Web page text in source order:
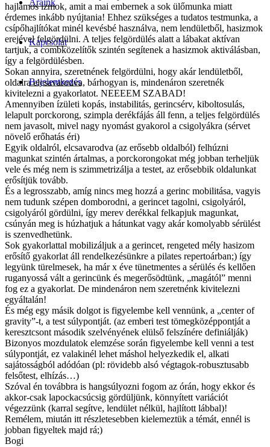
Áraink
Kapcsolat
Bejelentkezés
hajlamos izmok, amit a mai embernek a sok ülőmunka miatt
érdemes inkább nyújtania! Ehhez szükséges a tudatos testmunka, a
csípőhajlítókat minél kevésbé használva, nem lendületből, hasizmok
erejével felgördülni. A teljes felgördülés alatt a lábakat aktívan
tartjuk, a combközelítők szintén segítenek a hasizmok aktiválásban,
így a felgördülésben.
Sokan annyira, szeretnének felgördülni, hogy akár lendületből,
oldalra elcsavarodva, bárhogyan is, mindenáron szeretnék
kivitelezni a gyakorlatot. NEEEEM SZABAD!
Amennyiben ízületi kopás, instabilitás, gerincsérv, kiboltosulás,
lelapult porckorong, szimpla derékfájás áll fenn, a teljes felgördülés
nem javasolt, mivel nagy nyomást gyakorol a csigolyákra (sérvet
növelő erőhatás éri)
Egyik oldalról, elcsavarodva (az erősebb oldalból) felhúzni
magunkat szintén ártalmas, a porckorongokat még jobban terheljük
vele és még nem is szimmetrizálja a testet, az erősebbik oldalunkat
erősítjük tovább.
És a legrosszabb, amíg nincs meg hozzá a gerinc mobilitása, vagyis
nem tudunk szépen domborodni, a gerincet tagolni, csigolyáról,
csigolyáról gördülni, így merev derékkal felkapjuk magunkat,
csúnyán meg is húzhatjuk a hátunkat vagy akár komolyabb sérülést
is szenvedhetünk.
Sok gyakorlattal mobilizáljuk a a gerincet, rengeted mély hasizom
erősítő gyakorlat áll rendelkezésünkre a pilates repertoárban;) így
legyünk türelmesek, ha már x éve tünetmentes a sérülés és kellően
ruganyossá vált a gerincünk és megerősödtünk, „magától” menni
fog ez a gyakorlat. De mindenáron nem szeretnénk kivitelezni
egyáltalán!
És még egy másik dolgot is figyelembe kell vennünk, a „center of
gravity”-t, a test súlypontját. (az emberi test tömegközéppontját a
keresztcsont második szelvényének elülső felszínére definiálják)
Bizonyos mozdulatok elemzése során figyelembe kell venni a test
súlypontját, ez valakinél lehet máshol helyezkedik el, alkati
sajátosságból adódóan (pl: rövidebb alsó végtagok-robusztusabb
felsőtest, elhízás…)
Szóval én továbbra is hangsúlyozni fogom az órán, hogy ekkor és
akkor-csak lapockacsúcsig gördüljünk, könnyített variációt
végezzünk (karral segítve, lendület nélkül, hajlított lábbal)!
Remélem, miután itt részletesebben kielemeztük a témát, ennél is
jobban figyeltek majd rá;)
Bogi